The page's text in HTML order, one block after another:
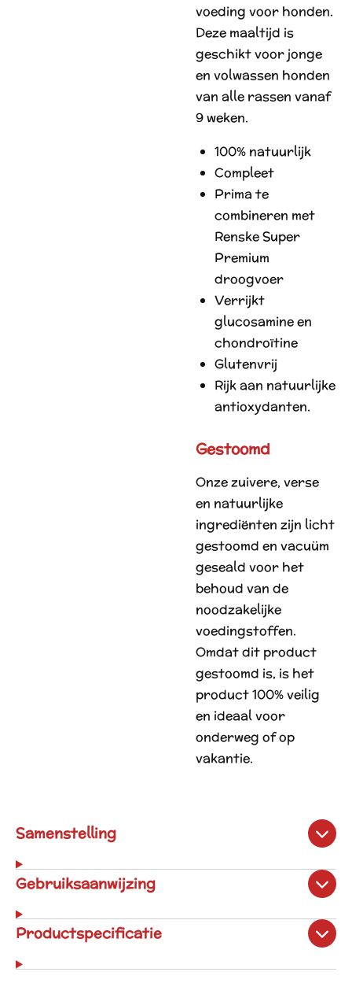
voeding voor honden.
Deze maaltijd is
geschikt voor jonge
en volwassen honden
van alle rassen vanaf
9 weken.
100% natuurlijk
Compleet
Prima te
combineren met
Renske Super
Premium
droogvoer
Verrijkt
glucosamine en
chondroïtine
Glutenvrij
Rijk aan natuurlijke
antioxydanten.
Gestoomd
Onze zuivere, verse
en natuurlijke
ingrediënten zijn licht
gestoomd en vacuüm
geseald voor het
behoud van de
noodzakelijke
voedingstoffen.
Omdat dit product
gestoomd is, is het
product 100% veilig
en ideaal voor
onderweg of op
vakantie.
Samenstelling
Gebruiksaanwijzing
Productspecificatie